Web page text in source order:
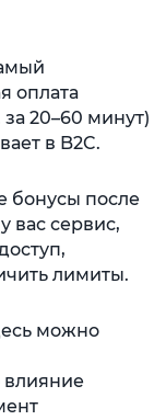
оплата
20–60 минут)
в B2C.
бонусы после
вас сервис,
лимиты.
можно
влияние